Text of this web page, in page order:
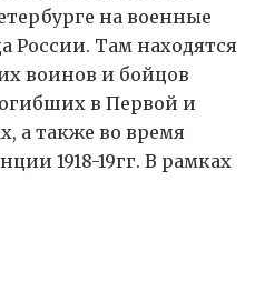
на военные
России. Там находятся
воинов и бойцов
в Первой и
а также во время
1918-19гг. В рамках